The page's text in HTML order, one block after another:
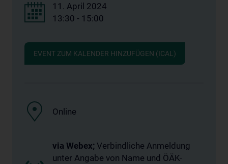
11. April 2024
13:30 - 15:00
EVENT ZUM KALENDER HINZUFÜGEN (ICAL)
Online
via Webex; Verbindliche Anmeldung
unter Angabe von Name und ÖÄK-